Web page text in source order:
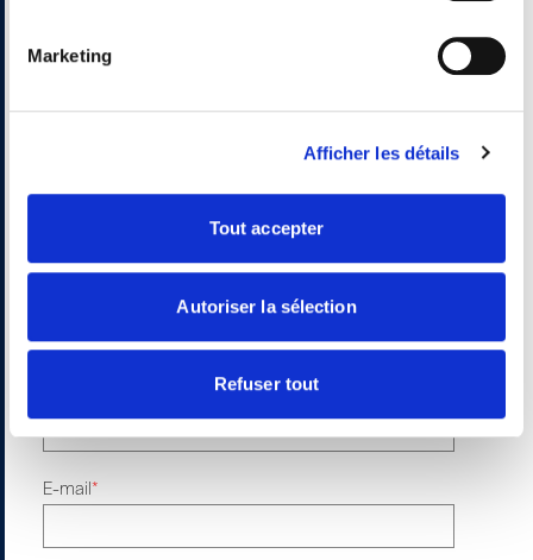
Marketing
Afficher les détails
Tout accepter
Autoriser la sélection
Refuser tout
Contactez-nous
Prenom*
E-mail*